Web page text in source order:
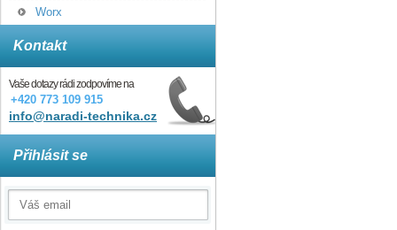
Worx
Kontakt
Vaše dotazy rádi zodpovíme na
+420 773 109 915
info@naradi-technika.cz
Přihlásit se